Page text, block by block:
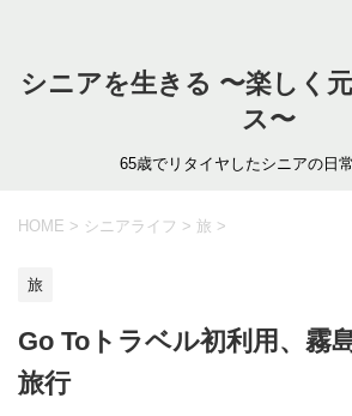
シニアを生きる 〜楽しく
ス〜
65歳でリタイヤしたシニアの日
HOME > シニアライフ > 旅 >
旅
Go Toトラベル初利用、霧
旅行